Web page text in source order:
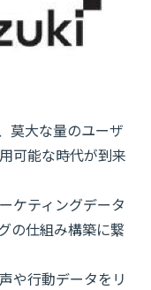
莫大な量のユーザ
可能な時代が到来
ケティングデータ
の仕組み構築に繋
や行動データをリ